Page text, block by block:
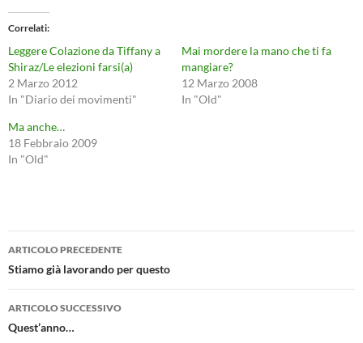
Correlati
Leggere Colazione da Tiffany a
Shiraz/Le elezioni farsi(a)
2 Marzo 2012
In "Diario dei movimenti"
Mai mordere la mano che ti fa
mangiare?
12 Marzo 2008
In "Old"
Ma anche…
18 Febbraio 2009
In "Old"
Navigazione
articolo
ARTICOLO PRECEDENTE
Stiamo già lavorando per questo
ARTICOLO SUCCESSIVO
Quest’anno…